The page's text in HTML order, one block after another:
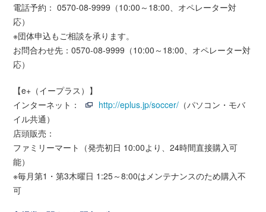
電話予約： 0570-08-9999（10:00～18:00、オペレーター対
応）
※団体申込もご相談を承ります。
お問合わせ先：0570-08-9999（10:00～18:00、オペレーター対
応）
【e+（イープラス）】
インターネット：
http://eplus.jp/soccer/ （パソコン・モバ
イル共通）
店頭販売：
ファミリーマート（発売初日 10:00より、24時間直接購入可
能）
※毎月第1・第3木曜日 1:25～8:00はメンテナンスのため購入不
可